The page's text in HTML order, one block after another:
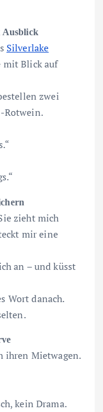
Ausblick
Silverlake
mit Blick auf
zwei
Rotwein.
zieht mich
mir eine
an – und küsst
Wort danach.
ihren Mietwagen.
kein Drama.